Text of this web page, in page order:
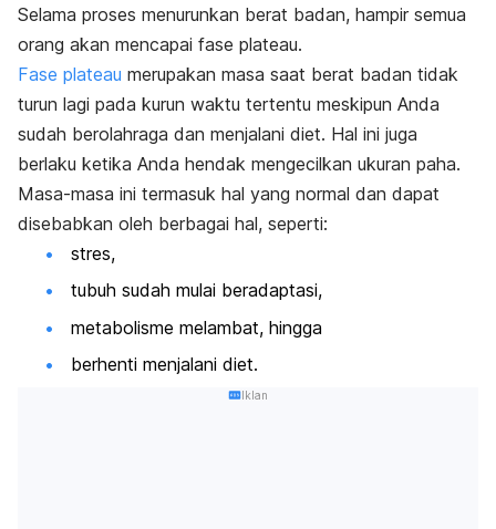
Selama proses menurunkan berat badan, hampir semua
orang akan mencapai fase plateau.
Fase plateau merupakan masa saat berat badan tidak
turun lagi pada kurun waktu tertentu meskipun Anda
sudah berolahraga dan menjalani diet. Hal ini juga
berlaku ketika Anda hendak mengecilkan ukuran paha.
Masa-masa ini termasuk hal yang normal dan dapat
disebabkan oleh berbagai hal, seperti:
stres,
tubuh sudah mulai beradaptasi,
metabolisme melambat, hingga
berhenti menjalani diet.
Iklan